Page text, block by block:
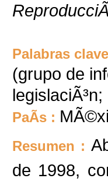
Palabras
(grupo de
PaÃ­s :
Resumen :
de 1998,